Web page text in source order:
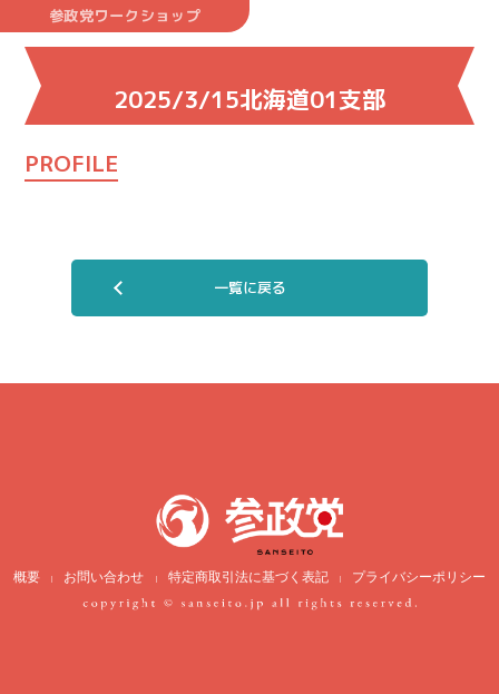
参政党ワークショップ
2025/3/15北海道01支部
PROFILE
一覧に戻る
概要 | お問い合わせ | 特定商取引法に基づく表記 | プライバシーポリシー